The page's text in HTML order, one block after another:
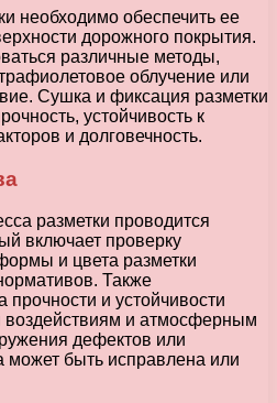
необходимо обеспечить ее
дорожного покрытия.
различные методы,
облучение или
Сушка и фиксация разметки
устойчивость к
и долговечность.
разметки проводится
включает проверку
и цвета разметки
Также
прочности и устойчивости
воздействиям и атмосферным
дефектов или
может быть исправлена или